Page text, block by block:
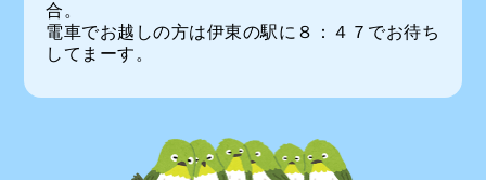
合。
電車でお越しの方は伊東の駅に８：４７でお待ち
してまーす。